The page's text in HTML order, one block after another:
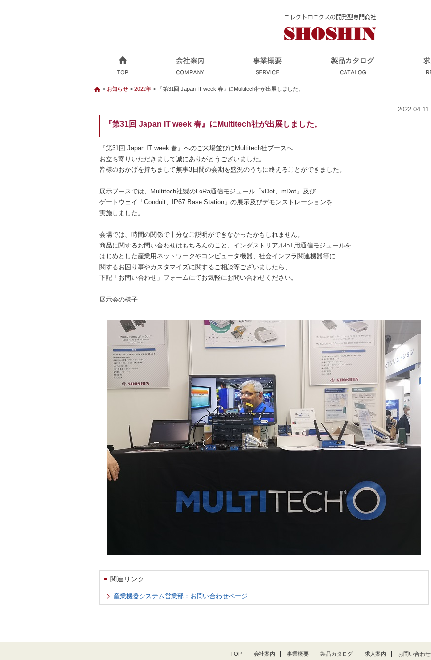
> お知らせ > 2022年 > 『第31回 Japan IT week 春』にMultitech社が出展しました。
2022.04.11
『第31回 Japan IT week 春』にMultitech社が出展しました。
『第31回 Japan IT week 春』へのご来場並びにMultitech社ブースへ
お立ち寄りいただきまして誠にありがとうございました。
皆様のおかげを持ちまして無事3日間の会期を盛況のうちに終えることができました。
展示ブースでは、Multitech社製のLoRa通信モジュール「xDot、mDot」及び
ゲートウェイ「Conduit、IP67 Base Station」の展示及びデモンストレーションを
実施しました。
会場では、時間の関係で十分なご説明ができなかったかもしれません。
商品に関するお問い合わせはもちろんのこと、インダストリアルIoT用通信モジュールを
はじめとした産業用ネットワークやコンピュータ機器、社会インフラ関連機器等に
関するお困り事やカスタマイズに関するご相談等ございましたら、
下記「お問い合わせ」フォームにてお気軽にお問い合わせください。
展示会の様子
関連リンク
産業機器システム営業部：お問い合わせページ
TOP 会社案内 事業概要 製品カタログ 求人案内 お問い合わせ